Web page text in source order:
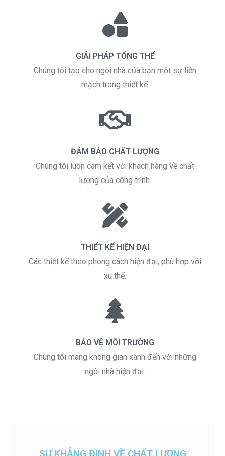
GIẢI PHÁP TỔNG THỂ
Chúng tôi tạo cho ngôi nhà của bạn một sự liền
mạch trong thiết kế.
ĐẢM BẢO CHẤT LƯỢNG
Chúng tôi luôn cam kết với khách hàng về chất
lượng của công trình.
THIẾT KẾ HIỆN ĐẠI
Các thiết kế theo phong cách hiện đại, phù hợp với
xu thế.
BẢO VỆ MÔI TRƯỜNG
Chúng tôi mang không gian xanh đến với những
ngôi nhà hiện đại.